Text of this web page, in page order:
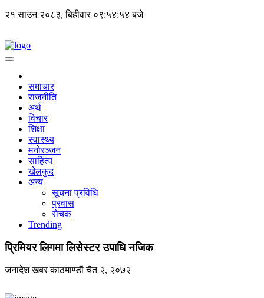
२१ साउन २०८३, बिहीवार ०९:५४:५४ बजे
समाचार
राजनीति
अर्थ
विचार
शिक्षा
स्वास्थ्य
मनोरञ्जन
साहित्य
खेलकुद
अन्य
सूचना प्रविधि
प्रवास
रोचक
Trending
प्रिमियर लिगमा लिसेस्टर उपाधि नजिक
जनादेश खबरकाठमाण्डाैंचैत २, २०७२